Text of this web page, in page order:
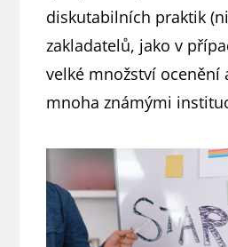
diskutabilních praktik
zakladatelů, jako v
velké množství ocenění
mnoha známými